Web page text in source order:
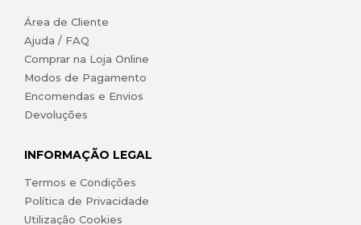
Área de Cliente
Ajuda / FAQ
Comprar na Loja Online
Modos de Pagamento
Encomendas e Envios
Devoluções
INFORMAÇÃO LEGAL
Termos e Condições
Política de Privacidade
Utilização Cookies